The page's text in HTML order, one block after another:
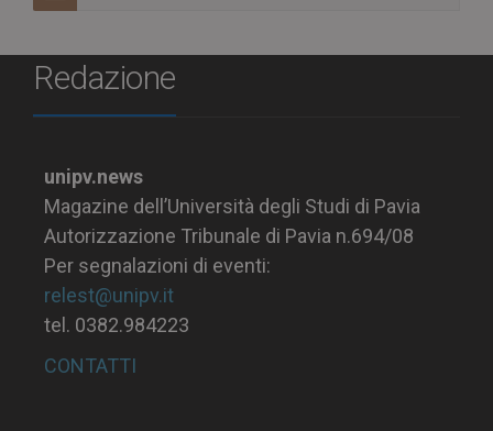
Redazione
unipv.news
Magazine dell’Università degli Studi di Pavia
Autorizzazione Tribunale di Pavia n.694/08
Per segnalazioni di eventi:
relest@unipv.it
tel. 0382.984223
CONTATTI